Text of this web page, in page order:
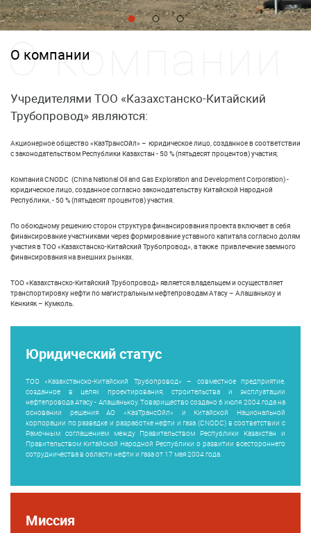
О компании
Учредителями ТОО «Казахстанско-Китайский
Трубопровод» являются:
Акционерное общество «КазТрансОйл» – юридическое лицо, созданное в соответствии
с законодательством Республики Казахстан - 50 % (пятьдесят процентов) участия;
Компания CNODC (China National Oil and Gas Exploration and Development Corporation) -
юридическое лицо, созданное согласно законодательству Китайской Народной
Республики, - 50 % (пятьдесят процентов) участия.
По обоюдному решению сторон структура финансирования проекта включает в себя
финансирование участниками через формирование уставного капитала согласно долям
участия в ТОО «Казахстанско-Китайский Трубопровод», а также привлечение заемного
финансирования на внешних рынках.
ТОО «Казахстанско-Китайский Трубопровод» является владельцем и осуществляет
транспортировку нефти по магистральным нефтепроводам Атасу – Алашанькоу и
Кенкияк – Кумколь.
Юридический статус
ТОО «Казахстанско-Китайский Трубопровод» – совместное предприятие,
созданное в целях проектирования, строительства и эксплуатации
нефтепровода Атасу - Алашанькоу. Товарищество создано 6 июля 2004 года на
основании решения АО «КазТрансОйл» и Китайской Национальной
корпорации по разведке и разработке нефти и газа (CNODC) в соответствии с
Рамочным соглашением между Правительством Республики Казахстан и
Правительством Китайской Народной Республики о развитии всестороннего
сотрудничества в области нефти и газа от 17 мая 2004 года.
Миссия